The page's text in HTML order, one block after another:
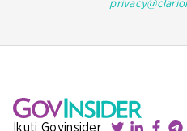
Ikuti Govinsider